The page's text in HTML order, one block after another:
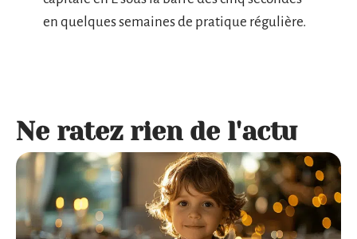
en quelques semaines de pratique régulière.
Ne ratez rien de l'actu